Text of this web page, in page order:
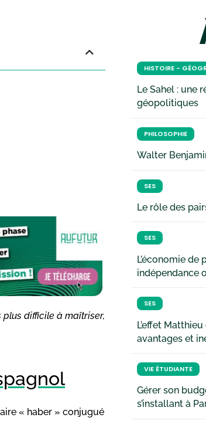
difficile à maîtriser,
« haber » conjugué
HISTOIRE -
Le Sahel : une
géopolitiques
PHILOSOPHIE
Walter
SES
Le rôle des
SES
L’économie
indépendance
SES
L’effet
avantages et
VIE ÉTUDIANTE
Gérer son
s’installant à